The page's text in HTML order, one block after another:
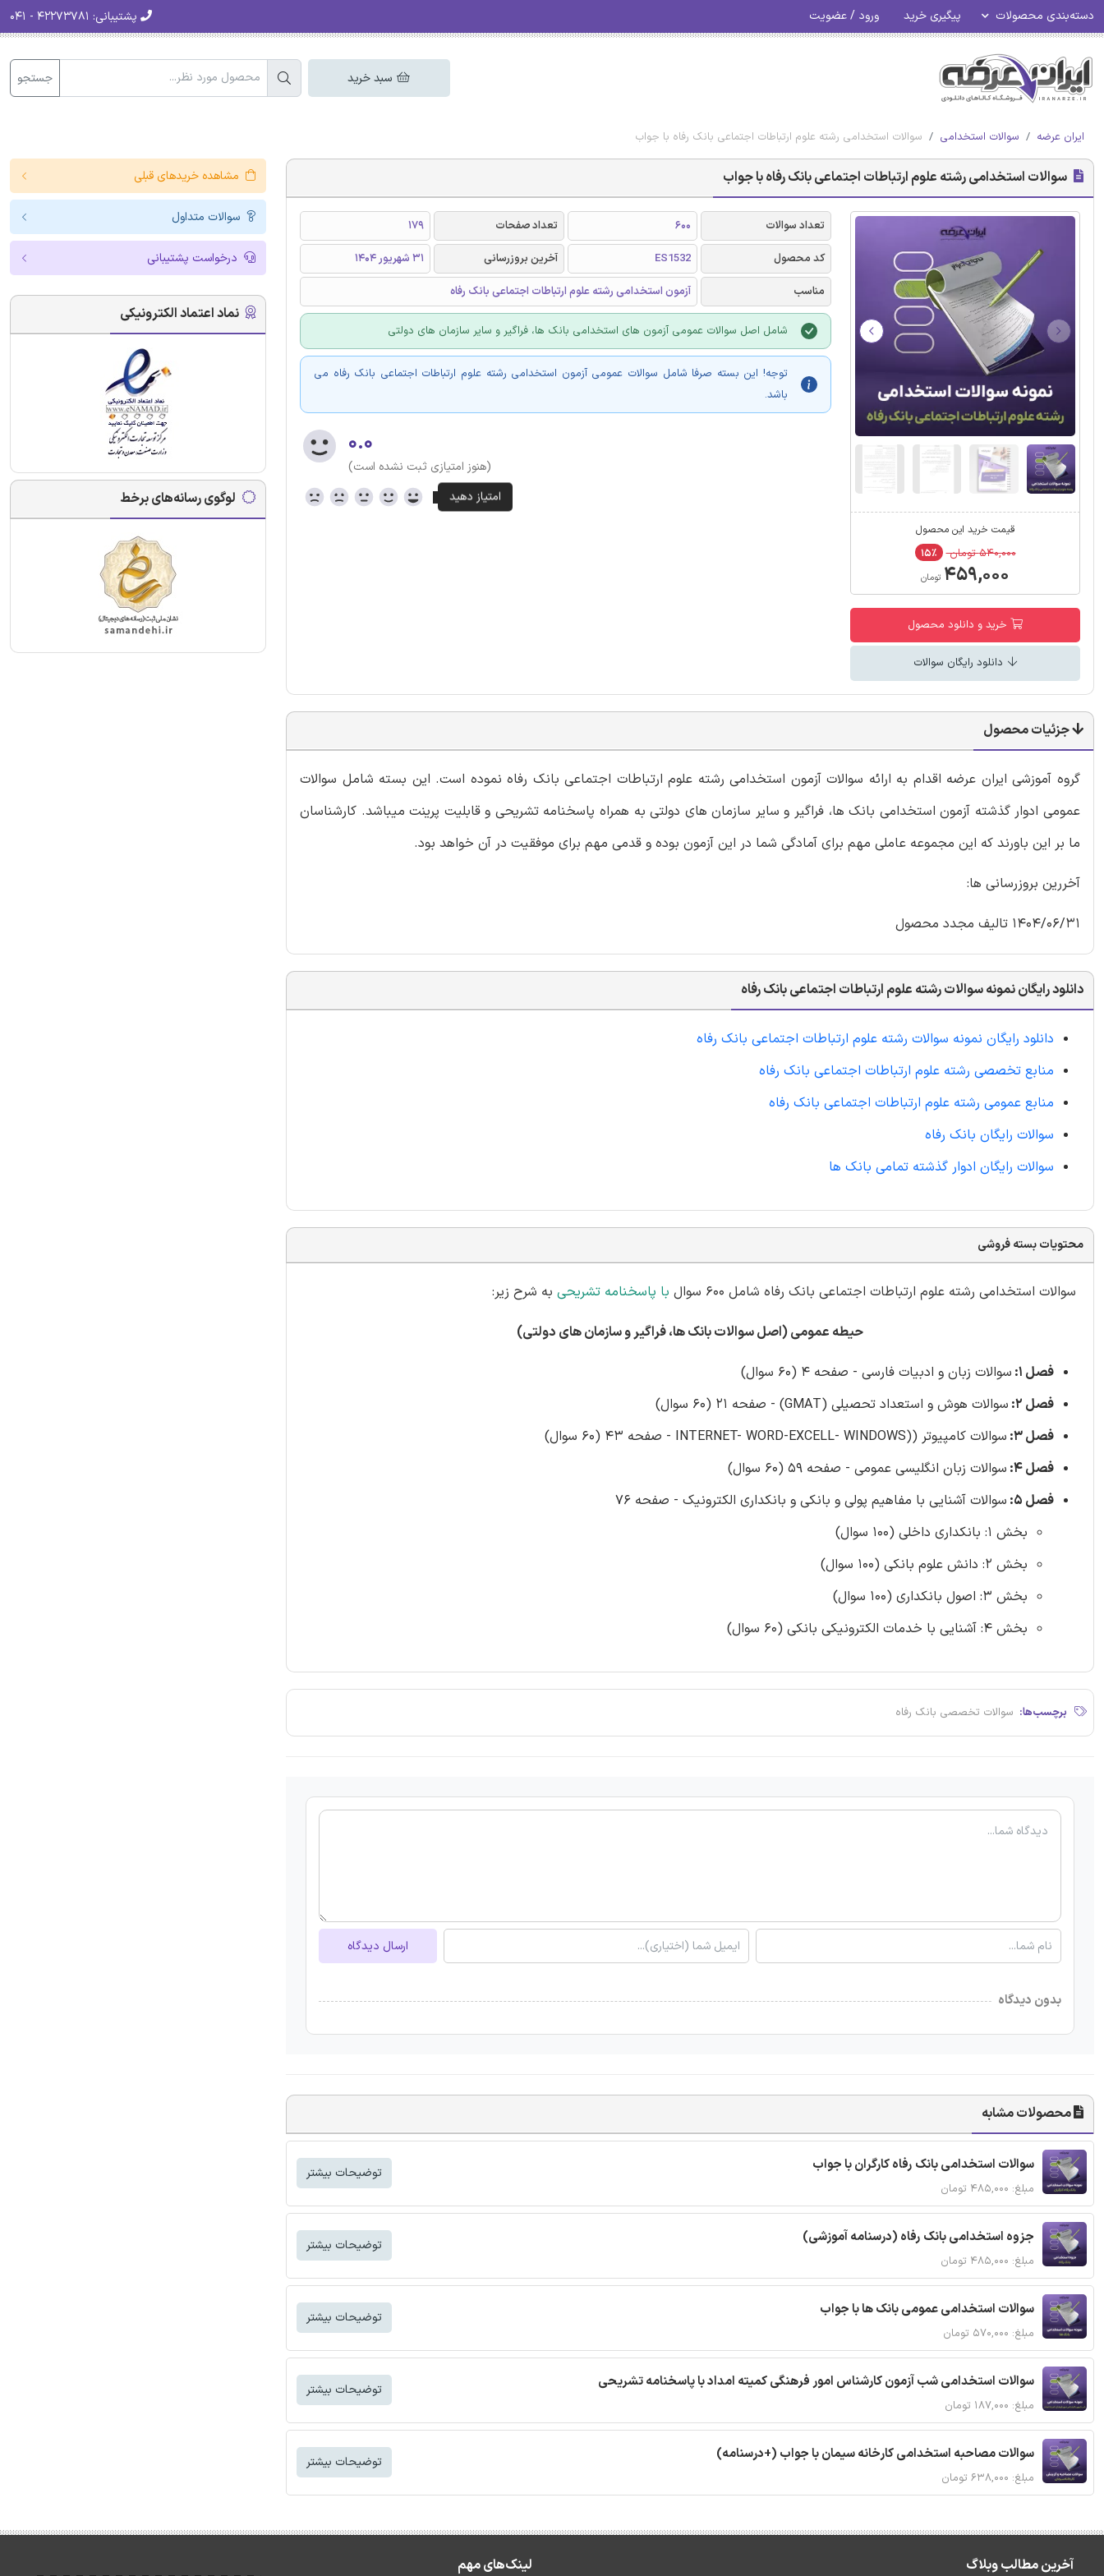
دسته‌بندی محصولات پیگیری خرید ورود / عضویت پشتیبانی:
سبد خرید جستجو
ایران عرضه سوالات استخدامی سوالات استخدامی رشته علوم ارتباطات اجتماعی بانک رفاه با جواب
سوالات استخدامی رشته علوم ارتباطات اجتماعی بانک رفاه با جواب
قیمت خرید این محصول
۵۴۰,۰۰۰ تومان ۱۵٪
۴۵۹,۰۰۰ تومان
خرید و دانلود محصول
دانلود رایگان سوالات
تعداد سوالات 600 تعداد صفحات
179
کد محصول
ES1532 آخرین بروزرسانی
31 شهریور 1404
مناسب
آزمون استخدامی رشته علوم ارتباطات اجتماعی بانک رفاه
شامل اصل سوالات عمومی آزمون های استخدامی بانک ها، فراگیر و سایر سازمان های دولتی
توجه! این بسته صرفا شامل سوالات عمومی آزمون استخدامی رشته علوم ارتباطات اجتماعی بانک رفاه می
باشد.
۰.۰
(هنوز امتیازی ثبت نشده است)
جزئیات محصول
گروه آموزشی ایران عرضه اقدام به ارائه سوالات آزمون استخدامی رشته علوم ارتباطات اجتماعی بانک رفاه نموده است. این بسته شامل سوالات
عمومی ادوار گذشته آزمون استخدامی بانک ها، فراگیر و سایر سازمان های دولتی به همراه پاسخنامه تشریحی و قابلیت پرینت میباشد. کارشناسان
ما بر این باورند که این مجموعه عاملی مهم برای آمادگی شما در این آزمون بوده و قدمی مهم برای موفقیت در آن خواهد بود.
آخررین بروزرسانی ها:
1404/06/31 تالیف مجدد محصول
دانلود رایگان نمونه سوالات رشته علوم ارتباطات اجتماعی بانک رفاه
دانلود رایگان نمونه سوالات رشته علوم ارتباطات اجتماعی بانک رفاه
منابع تخصصی رشته علوم ارتباطات اجتماعی بانک رفاه
منابع عمومی رشته علوم ارتباطات اجتماعی بانک رفاه
سوالات رایگان بانک رفاه
سوالات رایگان ادوار گذشته تمامی بانک ها
محتویات بسته فروشی
سوالات استخدامی رشته علوم ارتباطات اجتماعی بانک رفاه شامل 600 سوال با پاسخنامه تشریحی به شرح زیر:
حیطه عمومی (اصل سوالات بانک ها، فراگیر و سازمان های دولتی)
فصل 1:
سوالات زبان و ادبیات فارسی - صفحه 4 (60 سوال)
فصل 2:
سوالات هوش و استعداد تحصیلی (GMAT) - صفحه 21 (60 سوال)
فصل 3:
سوالات کامپیوتر ((INTERNET- WORD-EXCELL- WINDOWS - صفحه 43 (60 سوال)
فصل 4:
سوالات زبان انگلیسی عمومی - صفحه 59 (60 سوال)
فصل 5:
سوالات آشنایی با مفاهیم پولی و بانکی و بانکداری الکترونیک - صفحه 76
بخش 1: بانکداری داخلی (100 سوال)
بخش 2: دانش علوم بانکی (100 سوال)
بخش 3: اصول بانکداری (100 سوال)
بخش 4: آشنایی با خدمات الکترونیکی بانکی (60 سوال)
برچسب‌ها: سوالات تخصصی بانک رفاه
ارسال دیدگاه
بدون دیدگاه
محصولات مشابه
سوالات استخدامی بانک رفاه کارگران با جواب
مبلغ: ۴۸۵,۰۰۰ تومان
توضیحات بیشتر
جزوه استخدامی بانک رفاه (درسنامه آموزشی)
مبلغ: ۴۸۵,۰۰۰ تومان
توضیحات بیشتر
سوالات استخدامی عمومی بانک ها با جواب
مبلغ: ۵۷۰,۰۰۰ تومان
توضیحات بیشتر
سوالات استخدامی شب آزمون کارشناس امور فرهنگی کمیته امداد با پاسخنامه تشریحی
مبلغ: ۱۸۷,۰۰۰ تومان
توضیحات بیشتر
سوالات مصاحبه استخدامی کارخانه سیمان با جواب (+درسنامه)
مبلغ: ۶۳۸,۰۰۰ تومان
توضیحات بیشتر
مشاهده خریدهای قبلی
سوالات متداول
درخواست پشتیبانی
نماد اعتماد الکترونیکی
لوگوی رسانه‌های برخط
آخرین مطالب وبلاگ لینک‌های مهم